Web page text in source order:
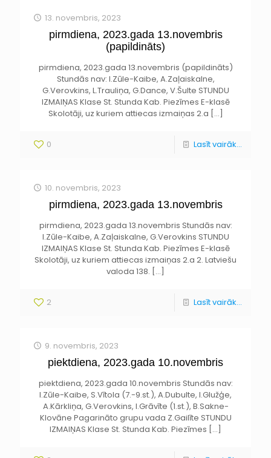
13. novembris, 2023
pirmdiena, 2023.gada 13.novembris
(papildināts)
pirmdiena, 2023.gada 13.novembris (papildināts)
Stundās nav: I.Zūle-Kaibe, A.Zaļaiskalne,
G.Verovkins, L.Trauliņa, G.Dance, V.Šulte STUNDU
IZMAIŅAS Klase St. Stunda Kab. Piezīmes E-klasē
Skolotāji, uz kuriem attiecas izmaiņas 2.a […]
0 Lasīt vairāk...
10. novembris, 2023
pirmdiena, 2023.gada 13.novembris
pirmdiena, 2023.gada 13.novembris Stundās nav:
I.Zūle-Kaibe, A.Zaļaiskalne, G.Verovkins STUNDU
IZMAIŅAS Klase St. Stunda Kab. Piezīmes E-klasē
Skolotāji, uz kuriem attiecas izmaiņas 2.a 2. Latviešu
valoda 138. […]
2 Lasīt vairāk...
9. novembris, 2023
piektdiena, 2023.gada 10.novembris
piektdiena, 2023.gada 10.novembris Stundās nav:
I.Zūle-Kaibe, S.Vītola (7.-9.st.), A.Dubulte, I.Glužģe,
A.Kārkliņa, G.Verovkins, I.Grāvīte (1.st.), B.Sakne-
Klovāne Pagarināto grupu vada Z.Gailīte STUNDU
IZMAIŅAS Klase St. Stunda Kab. Piezīmes […]